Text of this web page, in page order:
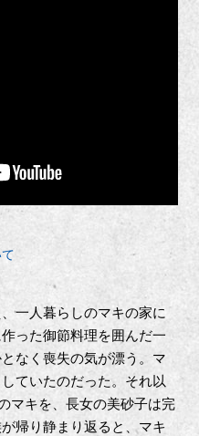
一人暮らしのマキの家に
った御節料理を囲んだ一
なく喪失の気が漂う。マ
ていたのだった。それ以
マキを、長女の美砂子は完
帰り静まり返ると、マキ